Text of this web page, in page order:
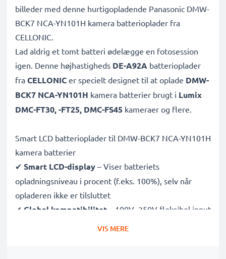
billeder med denne hurtigopladende Panasonic DMW-
BCK7 NCA-YN101H kamera batterioplader fra
CELLONIC.
Lad aldrig et tomt batteri ødelægge en fotosession
igen. Denne højhastigheds DE-A92A batterioplader
fra CELLONIC er specielt designet til at oplade DMW-
BCK7 NCA-YN101H kamera batterier brugt i Lumix
DMC-FT30, -FT25, DMC-FS45 kameraer og flere.
Smart LCD batterioplader til DMW-BCK7 NCA-YN101H
kamera batterier
✔ Smart LCD-display – Viser batteriets
opladningsniveau i procent (f.eks. 100%), selv når
opladeren ikke er tilsluttet
✔ Global kompatibilitet – 100V–250V fleksibel input
til brug over hele verdenVIS MERE